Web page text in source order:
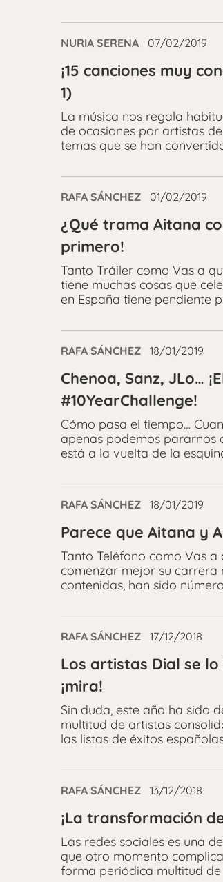
NURIA SERENA 07/02/2019
¡15 canciones muy
1)
La música nos regala
de ocasiones por artistas
temas que se han
RAFA SÁNCHEZ 01/02/2019
¿Qué trama Aitana
primero!
Tanto Tráiler como Vas a
tiene muchas cosas que
en España tiene pendiente
RAFA SÁNCHEZ 18/01/2019
Chenoa, Sanz, JLo…
#10YearChallenge!
Cómo pasa el tiempo…
apenas podemos pararnos
está a la vuelta de la
RAFA SÁNCHEZ 18/01/2019
Parece que Aitana y
Tanto Teléfono como Vas
comenzar mejor su carrera
contenidas, han sido
RAFA SÁNCHEZ 17/12/2018
Los artistas Dial se
¡mira!
Sin duda, este año ha sido
multitud de artistas
las listas de éxitos
RAFA SÁNCHEZ 13/12/2018
¡La transformación
Las redes sociales es una
que otro momento
forma periódica multitud